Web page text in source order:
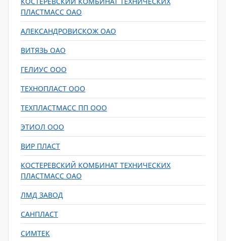
ПЛАСТМАСС ОАО
АЛЕКСАНДРОВИСКОЖ ОАО
ВИТЯЗЬ ОАО
ГЕЛИУС ООО
ТЕХНОПЛАСТ ООО
ТЕХПЛАСТМАСС ПП ООО
ЭТИОЛ ООО
ВИР ПЛАСТ
КОСТЕРЕВСКИЙ КОМБИНАТ ТЕХНИЧЕСКИХ
ПЛАСТМАСС ОАО
ЛМД ЗАВОД
САНПЛАСТ
СИМТЕК